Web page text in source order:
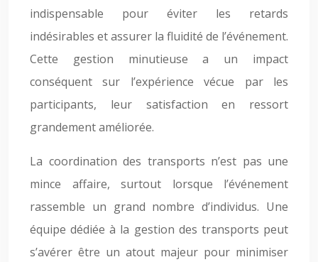
indispensable pour éviter les retards
indésirables et assurer la fluidité de l’événement.
Cette gestion minutieuse a un impact
conséquent sur l’expérience vécue par les
participants, leur satisfaction en ressort
grandement améliorée.
La coordination des transports n’est pas une
mince affaire, surtout lorsque l’événement
rassemble un grand nombre d’individus. Une
équipe dédiée à la gestion des transports peut
s’avérer être un atout majeur pour minimiser